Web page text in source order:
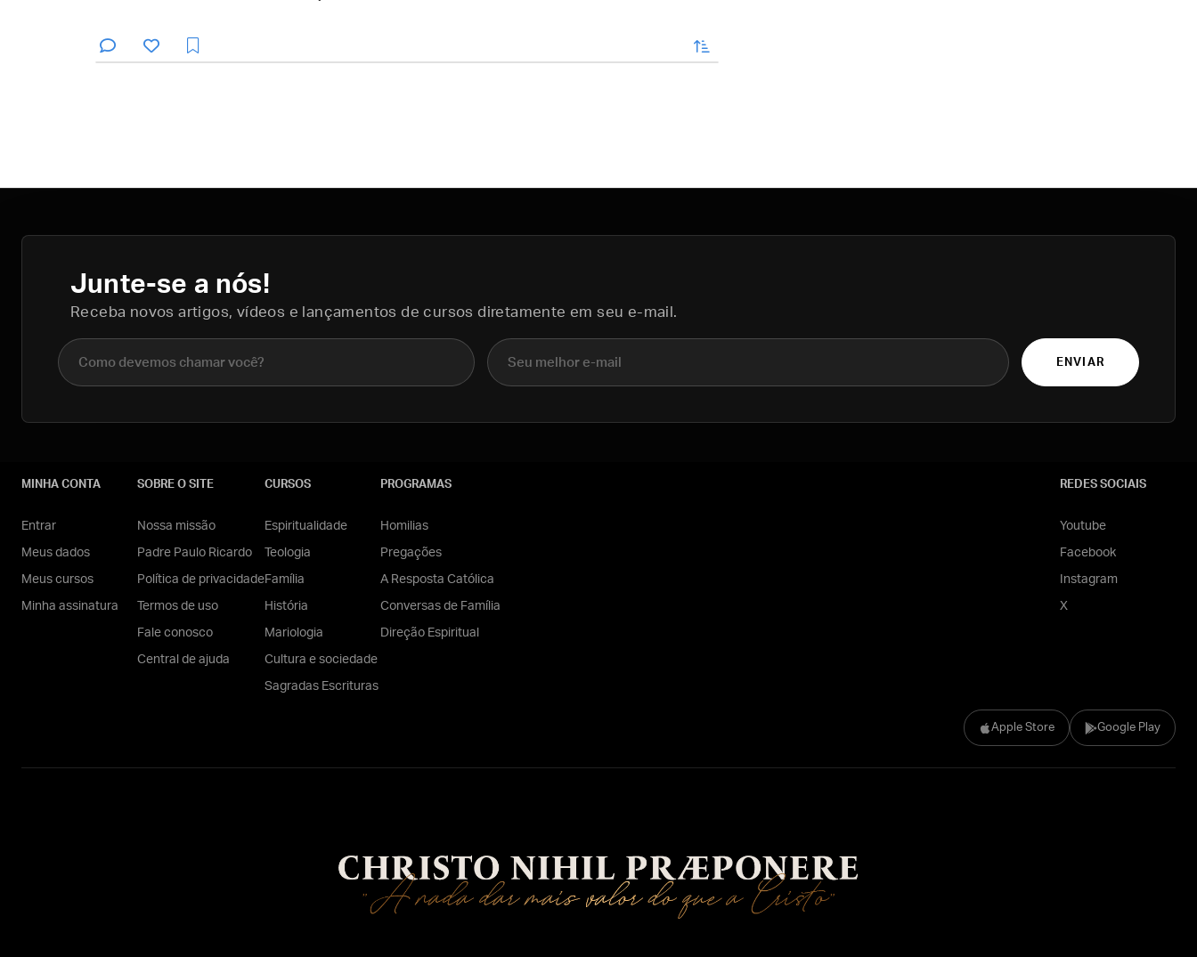
enviar
Junte-se a nós!
Receba novos artigos, vídeos e lançamentos de cursos diretamente em seu e-mail.
Nome completo E-mail
ENVIAR
Apple Store Google Play
MINHA CONTA
Entrar
Meus dados
Meus cursos
Minha assinatura
SOBRE O SITE
Nossa missão
Padre Paulo Ricardo
Política de privacidade
Termos de uso
Fale conosco
Central de ajuda
CURSOS
Espiritualidade
Teologia
Família
História
Mariologia
Cultura e sociedade
Sagradas Escrituras
PROGRAMAS
Homilias
Pregações
A Resposta Católica
Conversas de Família
Direção Espiritual
REDES SOCIAIS
Youtube
Facebook
Instagram
X